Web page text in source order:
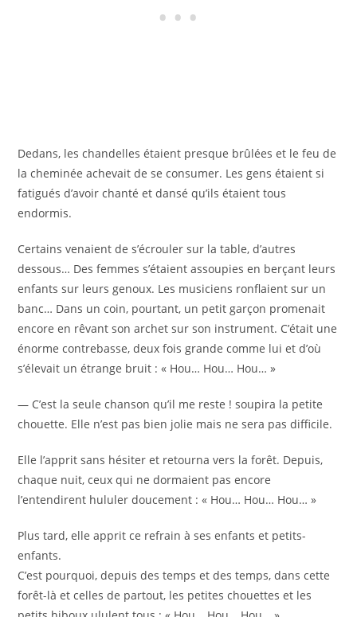
Dedans, les chandelles étaient presque brûlées et le feu de
la cheminée achevait de se consumer. Les gens étaient si
fatigués d’avoir chanté et dansé qu’ils étaient tous
endormis.
Certains venaient de s’écrouler sur la table, d’autres
dessous… Des femmes s’étaient assoupies en berçant leurs
enfants sur leurs genoux. Les musiciens ronflaient sur un
banc… Dans un coin, pourtant, un petit garçon promenait
encore en rêvant son archet sur son instrument. C’était une
énorme contrebasse, deux fois grande comme lui et d’où
s’élevait un étrange bruit : « Hou… Hou… Hou… »
— C’est la seule chanson qu’il me reste ! soupira la petite
chouette. Elle n’est pas bien jolie mais ne sera pas difficile.
Elle l’apprit sans hésiter et retourna vers la forêt. Depuis,
chaque nuit, ceux qui ne dormaient pas encore
l’entendirent hululer doucement : « Hou… Hou… Hou… »
Plus tard, elle apprit ce refrain à ses enfants et petits-
enfants.
C’est pourquoi, depuis des temps et des temps, dans cette
forêt-là et celles de partout, les petites chouettes et les